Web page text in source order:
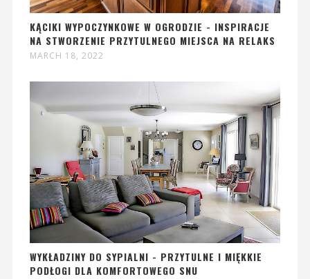
KĄCIKI WYPOCZYNKOWE W OGRODZIE - INSPIRACJE
NA STWORZENIE PRZYTULNEGO MIEJSCA NA RELAKS
MARCH 18, 2022
WYKŁADZINY DO SYPIALNI - PRZYTULNE I MIĘKKIE
PODŁOGI DLA KOMFORTOWEGO SNU